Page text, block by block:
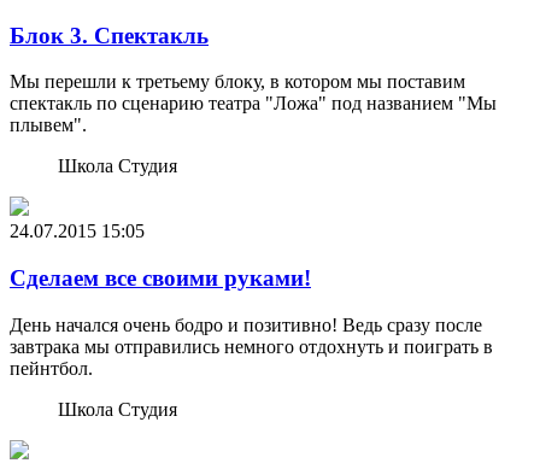
Блок 3. Спектакль
Мы перешли к третьему блоку, в котором мы поставим
спектакль по сценарию театра "Ложа" под названием "Мы
плывем".
Школа Студия
24.07.2015 15:05
Сделаем все своими руками!
День начался очень бодро и позитивно! Ведь сразу после
завтрака мы отправились немного отдохнуть и поиграть в
пейнтбол.
Школа Студия